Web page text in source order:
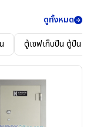
ดูทั้งหมด
ตู้เซฟเก็บปืน ตู้ปืน